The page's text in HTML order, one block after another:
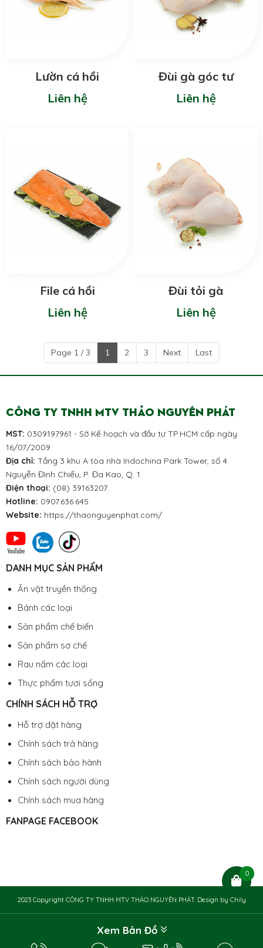
Lườn cá hồi
Liên hệ
Đùi gà góc tư
Liên hệ
File cá hồi
Liên hệ
Đùi tỏi gà
Liên hệ
Page 1 / 3 1 2 3 Next Last
CÔNG TY TNHH MTV THẢO NGUYÊN PHÁT
MST: 0309197961 - Sở Kế hoạch và đầu tư TP.HCM cấp ngày
16/07/2009
Địa chỉ: Tầng 3 khu A tòa nhà Indochina Park Tower, số 4
Nguyễn Đình Chiểu, P. Đa Kao, Q. 1
Điện thoại: (08) 39163207
Hotline: 0907.636.645
Website: https://thaonguyenphat.com/
DANH MỤC SẢN PHẨM
Ăn vặt truyền thống
Bánh các loại
Sản phẩm chế biến
Sản phẩm sơ chế
Rau nấm các loại
Thực phẩm tươi sống
CHÍNH SÁCH HỖ TRỢ
Hỗ trợ đặt hàng
Chính sách trả hàng
Chính sách bảo hành
Chính sách người dùng
Chính sách mua hàng
FANPAGE FACEBOOK
2023 Copyright CÔNG TY TNHH MTV THẢO NGUYÊN PHÁT. Design by Chily
Xem Bản Đồ
0